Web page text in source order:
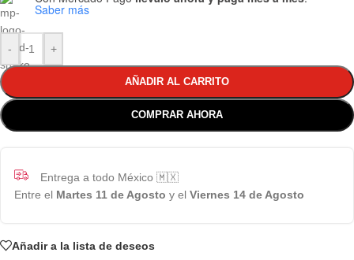
Saber más
- +
AÑADIR AL CARRITO
COMPRAR AHORA
Entrega a todo México 🇲🇽
Entre el Martes 11 de Agosto y el Viernes 14 de Agosto
Añadir a la lista de deseos